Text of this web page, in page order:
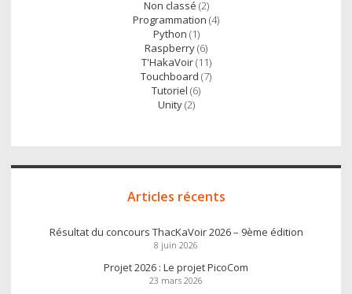
Non classé (2)
Programmation (4)
Python (1)
Raspberry(6)
T'HakaVoir(11)
Touchboard (7)
Tutoriel (6)
Unity(2)
Articles récents
Résultat du concours ThacKaVoir 2026 – 9ème édition
8 juin 2026
Projet 2026 : Le projet PicoCom
23 mars 2026